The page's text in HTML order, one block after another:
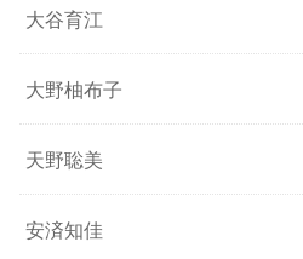
大谷育江
大野柚布子
天野聡美
安済知佳